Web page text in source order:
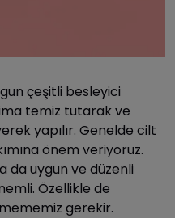
çeşitli besleyici
temiz tutarak ve
yapılır. Genelde cilt
önem veriyoruz.
da uygun ve düzenli
Özellikle de
gerekir.